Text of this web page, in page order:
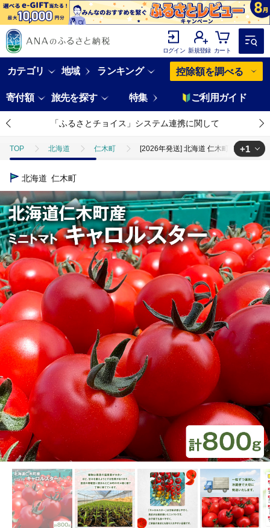
ログイン 新規登録 カート
カテゴリ 地域 ランキング 控除額を調べる
寄付額 旅先を探す 特集 ご利用ガイド
「ふるさとチョイス」システム連携に関して
TOP 北海道 仁木町 [2026年発送] 北海道 仁木町産 ミニト
TOP
+1
北海道 仁木町